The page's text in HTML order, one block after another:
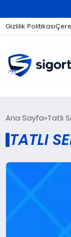
Gizlilik Politikası
SIGORTA
EKONOMI
Ana Sayfa Tatlı
TATLI